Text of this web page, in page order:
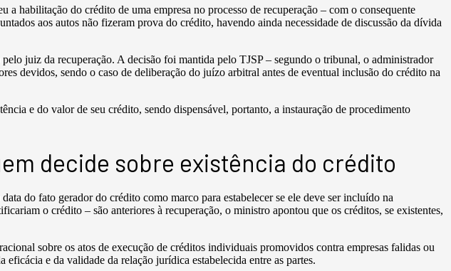
habilitação do crédito de uma empresa no processo de recuperação – com o consequente
aos autos não fizeram prova do crédito, havendo ainda necessidade de discussão da dívida
juiz da recuperação. A decisão foi mantida pelo TJSP – segundo o tribunal, o administrador
devidos, sendo o caso de deliberação do juízo arbitral antes de eventual inclusão do crédito na
e do valor de seu crédito, sendo dispensável, portanto, a instauração de procedimento
decide sobre existência do crédito
do fato gerador do crédito como marco para estabelecer se ele deve ser incluído na
o crédito – são anteriores à recuperação, o ministro apontou que os créditos, se existentes,
sobre os atos de execução de créditos individuais promovidos contra empresas falidas ou
e da validade da relação jurídica estabelecida entre as partes.